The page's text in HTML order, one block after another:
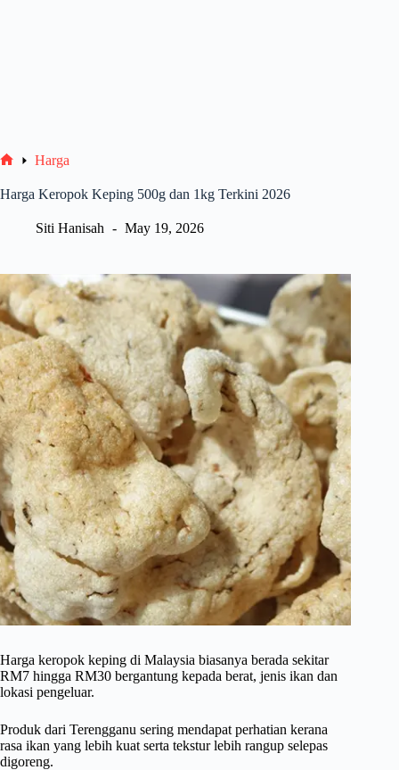
Harga
Harga Keropok Keping 500g dan 1kg Terkini 2026
Siti Hanisah May 19, 2026
Harga keropok keping di Malaysia biasanya berada sekitar
RM7 hingga RM30 bergantung kepada berat, jenis ikan dan
lokasi pengeluar.
Produk dari Terengganu sering mendapat perhatian kerana
rasa ikan yang lebih kuat serta tekstur lebih rangup selepas
digoreng.